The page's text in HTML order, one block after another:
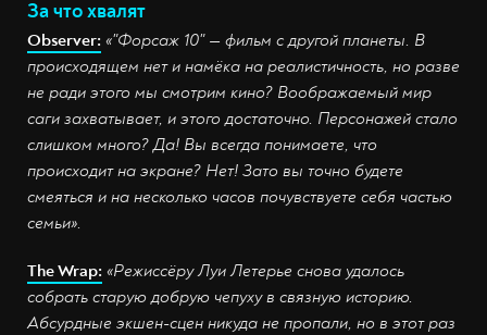
За что хвалят
Observer: «"Форсаж 10" — фильм с другой планеты. В
происходящем нет и намёка на реалистичность, но разве
не ради этого мы смотрим кино? Воображаемый мир
саги захватывает, и этого достаточно. Персонажей стало
слишком много? Да! Вы всегда понимаете, что
происходит на экране? Нет! Зато вы точно будете
смеяться и на несколько часов почувствуете себя частью
семьи».
The Wrap: «Режиссёру Луи Летерье снова удалось
собрать старую добрую чепуху в связную историю.
Абсурдные экшен-сцен никуда не пропали, но в этот раз